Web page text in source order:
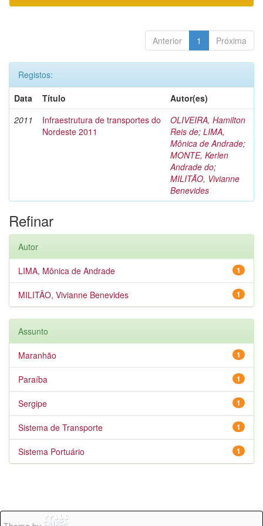
Anterior 1 Próxima
Registos:
Data
Título
Autor(es)
2011
Infraestrutura de transportes do
Nordeste 2011
OLIVEIRA, Hamilton
Reis de; LIMA,
Mônica de Andrade;
MONTE, Kerlen
Andrade do;
MILITÃO, Vivianne
Benevides
Refinar
Autor
1
LIMA, Mônica de Andrade
1
MILITÃO, Vivianne Benevides
Assunto
1
Maranhão
1
Paraíba
1
Sergipe
1
Sistema de Transporte
1
Sistema Portuário